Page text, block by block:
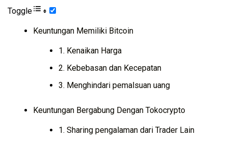
Toggle
Keuntungan Memiliki Bitcoin
1. Kenaikan Harga
2. Kebebasan dan Kecepatan
3. Menghindari pemalsuan uang
Keuntungan Bergabung Dengan Tokocrypto
1. Sharing pengalaman dari Trader Lain